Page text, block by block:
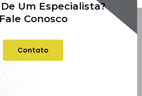
Um Especialista?
Fale Conosco
Contato